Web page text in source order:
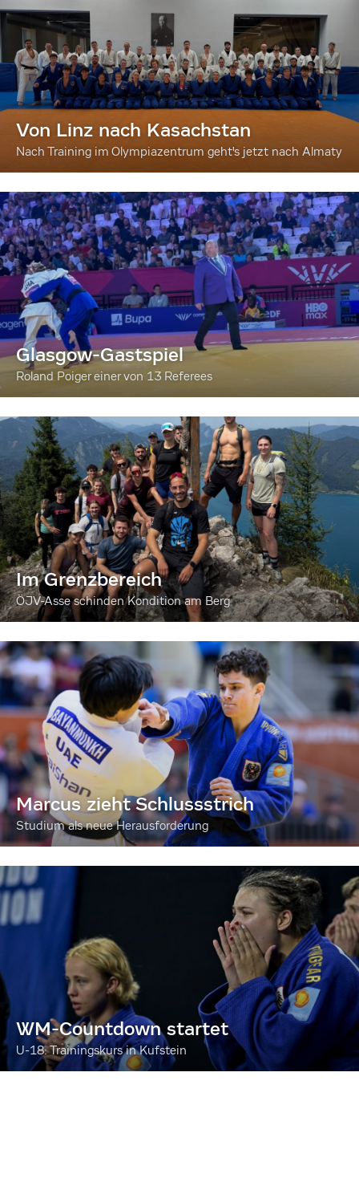
Von Linz nach Kasachstan
Nach Training im Olympiazentrum geht's jetzt nach Almaty
Glasgow-Gastspiel
Roland Poiger einer von 13 Referees
Im Grenzbereich
ÖJV-Asse schinden Kondition am Berg
Marcus zieht Schlussstrich
Studium als neue Herausforderung
WM-Countdown startet
U-18: Trainingskurs in Kufstein